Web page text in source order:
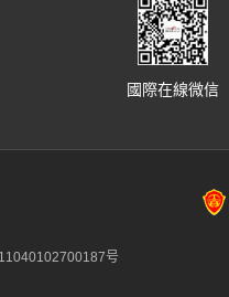
國際在線微信
号